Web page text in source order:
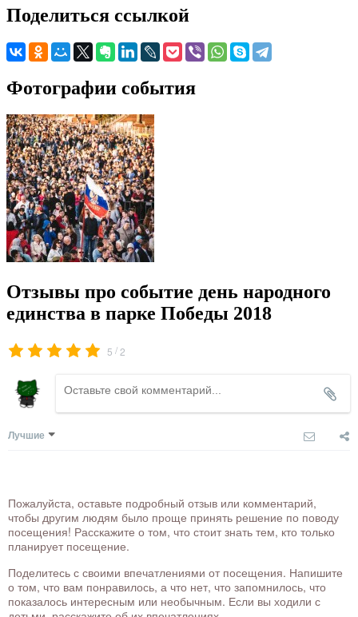
Поделиться ссылкой
Фотографии события
Отзывы про событие день народного
единства в парке Победы 2018
5 /2
Лучшие
Пожалуйста, оставьте подробный отзыв или комментарий,
чтобы другим людям было проще принять решение по поводу
посещения! Расскажите о том, что стоит знать тем, кто только
планирует посещение.
Поделитесь с своими впечатлениями от посещения. Напишите
о том, что вам понравилось, а что нет, что запомнилось, что
показалось интересным или необычным. Если вы ходили с